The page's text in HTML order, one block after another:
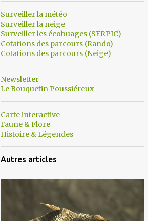
Surveiller la météo
Surveiller la neige
Surveiller les écobuages (SERPIC)
Cotations des parcours (Rando)
Cotations des parcours (Neige)
Newsletter
Le Bouquetin Poussiéreux
Carte interactive
Faune & Flore
Histoire & Légendes
Autres articles